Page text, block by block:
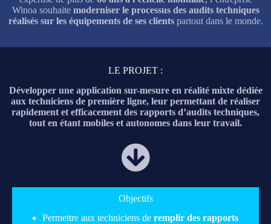
Winoa souhaite moderniser le processus des audits techniques
réalisés sur les équipements de ses clientspartout dans le monde.
LE PROJET :
Développer une application sur-mesure en réalité mixte dédiée
aux techniciens de première ligne, leur permettant de réaliser
rapidement et efficacement des rapports d’audits techniques,
tout en étant mobiles et autonomes dans leur travail.
Objectifs
Permettre aux techniciens de remplir des rapports